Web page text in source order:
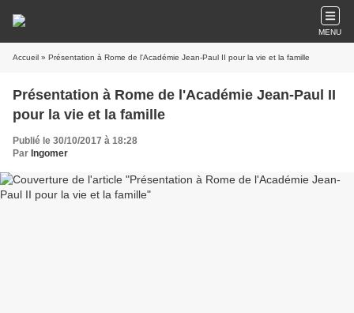
MENU
Accueil » Présentation à Rome de l'Académie Jean-Paul II pour la vie et la famille
Présentation à Rome de l'Académie Jean-Paul II
pour la vie et la famille
Publié le 30/10/2017 à 18:28
Par Ingomer